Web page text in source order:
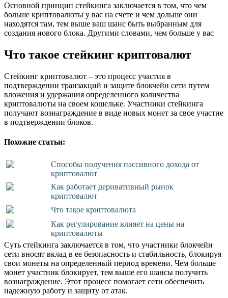
Основной принцип стейкинга заключается в том, что чем
больше криптовалюты у вас на счете и чем дольше они
находятся там, тем выше ваш шанс быть выбранным для
создания нового блока. Другими словами, чем больше у вас
Что такое стейкинг криптовалют
Стейкинг криптовалют – это процесс участия в
подтверждении транзакций и защите блокчейн сети путем
вложения и удержания определенного количества
криптовалюты на своем кошельке. Участники стейкинга
получают вознаграждение в виде новых монет за свое участие
в подтверждении блоков.
Похожие статьи:
Способы получения пассивного дохода от
криптовалют
Как работает деривативный рынок
криптовалют
Что такое криптовалюта
Как регулирование влияет на цены на
криптовалюты
Суть стейкинга заключается в том, что участники блокчейн
сети вносят вклад в ее безопасность и стабильность, блокируя
свои монеты на определенный период времени. Чем больше
монет участник блокирует, тем выше его шансы получить
вознаграждение. Этот процесс помогает сети обеспечить
надежную работу и защиту от атак.